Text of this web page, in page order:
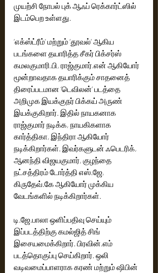
முயற்சி நோபல் புக் ஆஃப் ரெக்கார்ட்ஸில்
இடம்பெற உள்ளது.
’எக்ஸ்ட்ரீம்’ மற்றும் ‘தூவல்’ ஆகிய
படங்களை தயாரித்த சீகர் பிக்சர்ஸ்
கமலகுமாரி.பி, ராஜ்குமார்.என் ஆகியோர்
மூன்றாவதாக தயாரிக்கும் சாதனைத்
திரைப்படமான ‘டெவிலன்’ படத்தை
அறிமுக இயக்குநர் பிக்கய் அருண்
இயக்குகிறார். இதில் நாயகனாக
ராஜ்குமார் நடிக்க, நாயகிகளாக
கார்த்திகா, இந்திரா ஆகியோர்
நடிக்கிறார்கள். இவர்களுடன் ஃபெடரிக்,
ஆனந்தி விஜயகுமார், குழந்தை
நட்சத்திரம் டோர்த்தி எஸ்.ஜே,
கிருதேவ்.கே ஆகியோர் முக்கிய
வேடங்களில் நடிக்கிறார்கள்.
டி.ஜே.பாலா ஒளிப்பதிவு செய்யும்
இப்படத்திற்கு கமல்ஜித் சிங்
இசையமைக்கிறார். பிரவின்.எம்
படத்தொகுப்பு செய்கிறார். ஒலி
வடிவமைப்பாளராக கரண் மற்றும் ஷிபின்